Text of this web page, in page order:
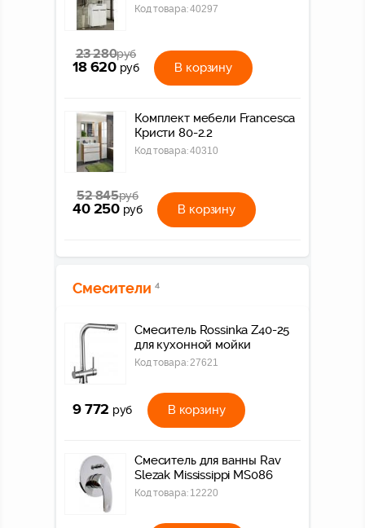
Код товара:40297
23 280руб
18 620 руб В корзину
Комплект мебели Francesca
Кристи 80-2.2
Код товара:40310
52 845руб
40 250 руб В корзину
Смесители 4
Смеситель Rossinka Z40-25
для кухонной мойки
Код товара:27621
9 772 руб В корзину
Смеситель для ванны Rav
Slezak Mississippi MS086
Код товара: 12220